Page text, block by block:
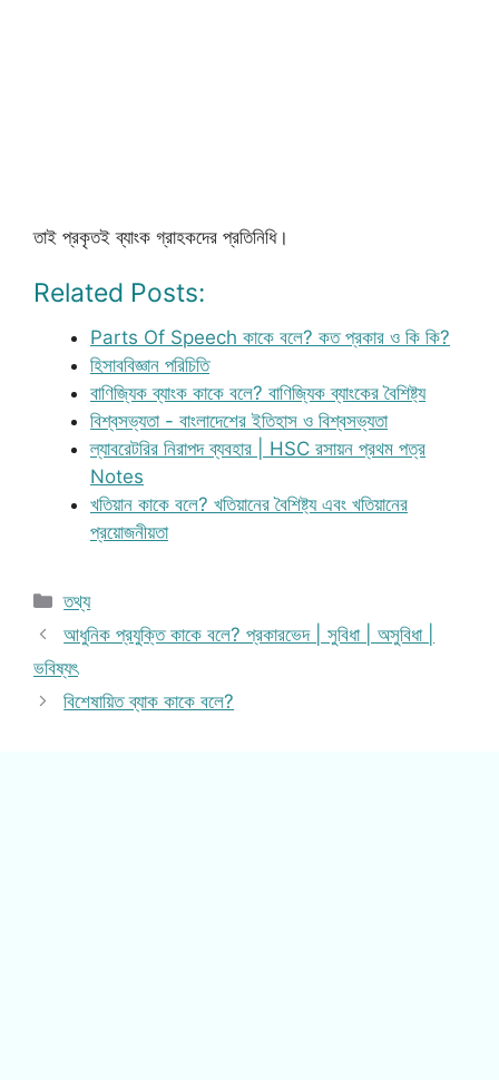
তাই প্রকৃতই ব্যাংক গ্রাহকদের প্রতিনিধি।
Related Posts:
Parts Of Speech কাকে বলে? কত প্রকার ও কি কি?
হিসাববিজ্ঞান পরিচিতি
বাণিজ্যিক ব্যাংক কাকে বলে? বাণিজ্যিক ব্যাংকের বৈশিষ্ট্য
বিশ্বসভ্যতা - বাংলাদেশের ইতিহাস ও বিশ্বসভ্যতা
ল্যাবরেটরির নিরাপদ ব্যবহার | HSC রসায়ন প্রথম পত্র
Notes
খতিয়ান কাকে বলে? খতিয়ানের বৈশিষ্ট্য এবং খতিয়ানের
প্রয়োজনীয়তা
Categories
তথ্য
আধুনিক প্রযুক্তি কাকে বলে? প্রকারভেদ | সুবিধা | অসুবিধা |
ভবিষ্যৎ
বিশেষায়িত ব্যাক কাকে বলে?